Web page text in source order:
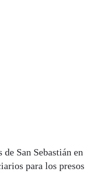
San Sebastián en
para los presos